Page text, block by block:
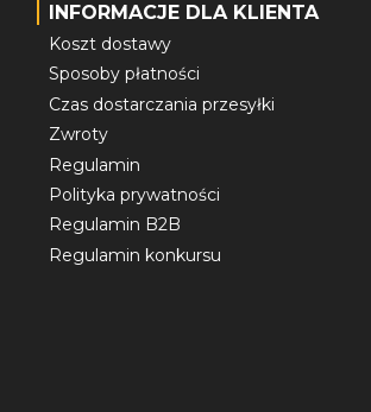
INFORMACJE DLA KLIENTA
Koszt dostawy
Sposoby płatności
Czas dostarczania przesyłki
Zwroty
Regulamin
Polityka prywatności
Regulamin B2B
Regulamin konkursu